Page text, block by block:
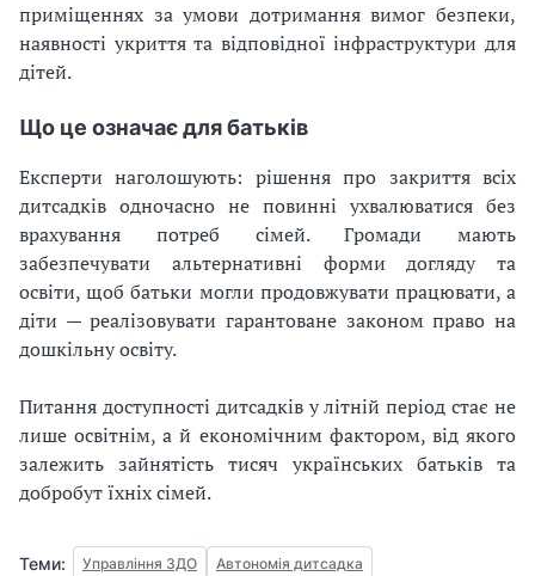
приміщеннях за умови дотримання вимог безпеки,
наявності укриття та відповідної інфраструктури для
дітей.
Що це означає для батьків
Експерти наголошують: рішення про закриття всіх
дитсадків одночасно не повинні ухвалюватися без
врахування потреб сімей. Громади мають
забезпечувати альтернативні форми догляду та
освіти, щоб батьки могли продовжувати працювати, а
діти — реалізовувати гарантоване законом право на
дошкільну освіту.
Питання доступності дитсадків у літній період стає не
лише освітнім, а й економічним фактором, від якого
залежить зайнятість тисяч українських батьків та
добробут їхніх сімей.
Теми: Управління ЗДО
Автономія дитсадка